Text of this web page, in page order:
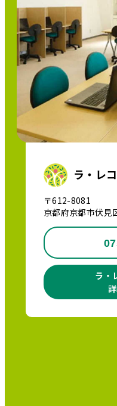
ラ・レ
〒612-8081
京都府京都市伏見
ラ・